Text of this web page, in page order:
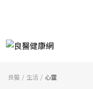
良醫 生活 心靈